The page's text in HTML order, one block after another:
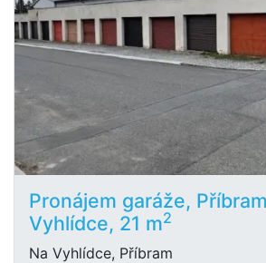
Pronájem garáže,
Vyhlídce, 21 m2
Na Vyhlídce, Příbram